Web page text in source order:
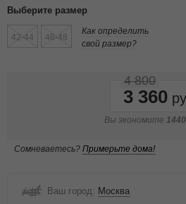
Выберите размер
42-44 46-48
Как определить
свой размер?
3 360
4 800
Вы экономите 1440
Сомневаетесь? Примерьте дома!
Ваш город: Москва